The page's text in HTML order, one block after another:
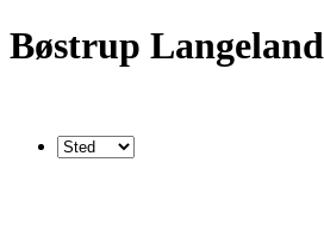
Bøstrup Langeland